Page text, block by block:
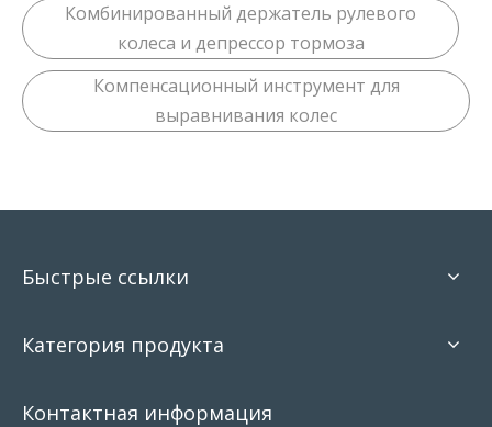
Комбинированный держатель рулевого
колеса и депрессор тормоза
Компенсационный инструмент для
выравнивания колес
Быстрые ссылки
Категория продукта
Контактная информация